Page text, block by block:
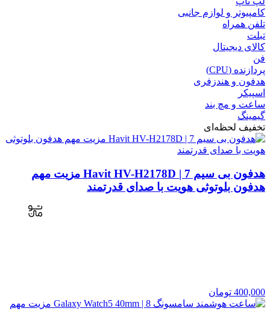
کامپیوتر و لوازم جانبی
تلفن همراه
تبلت
کالای دیجیتال
فن
پردازنده (CPU)
هدفون و هندزفری
اسپیکر
ساعت و مچ بند
گیمینگ
تخفیف لحظه‌ای
هدفون بی سیم Havit HV-H2178D | 7 مزیت مهم
هدفون بلوتوثی هویت با صدای قدرتمند
400,000 تومان